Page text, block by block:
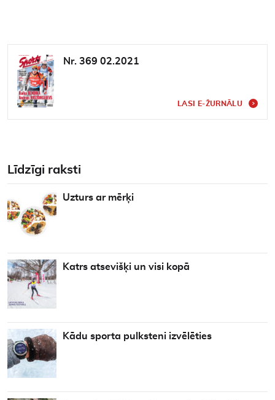
Nr. 369 02.2021
LASI E-ŽURNĀLU
Līdzīgi raksti
Uzturs ar mērķi
Katrs atsevišķi un visi kopā
Kādu sporta pulksteni izvēlēties